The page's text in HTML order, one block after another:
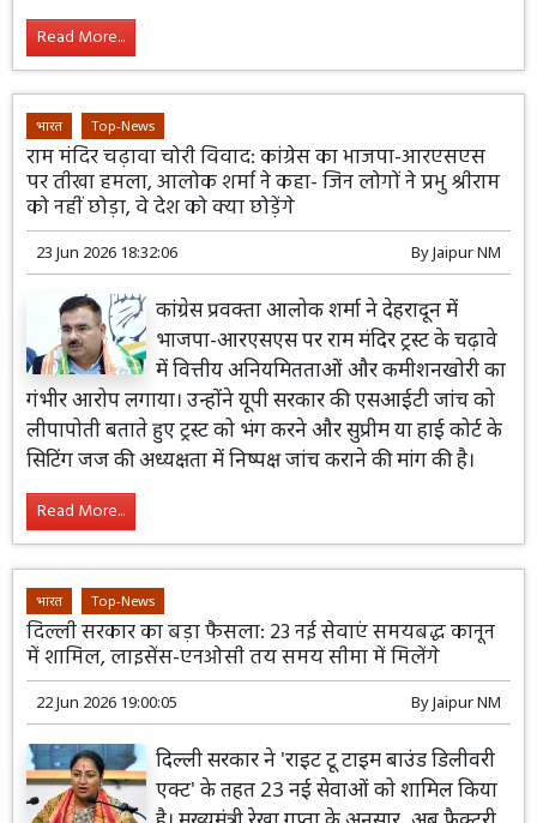
Read More...
भारत Top-News
राम मंदिर चढ़ावा चोरी विवाद: कांग्रेस का भाजपा-आरएसएस
पर तीखा हमला, आलोक शर्मा ने कहा- जिन लोगों ने प्रभु श्रीराम
को नहीं छोड़ा, वे देश को क्या छोड़ेंगे
23 Jun 2026 18:32:06 ByJaipur NM
कांग्रेस प्रवक्ता आलोक शर्मा ने देहरादून में
भाजपा-आरएसएस पर राम मंदिर ट्रस्ट के चढ़ावे
में वित्तीय अनियमितताओं और कमीशनखोरी का
गंभीर आरोप लगाया। उन्होंने यूपी सरकार की एसआईटी जांच को
लीपापोती बताते हुए ट्रस्ट को भंग करने और सुप्रीम या हाई कोर्ट के
सिटिंग जज की अध्यक्षता में निष्पक्ष जांच कराने की मांग की है।
Read More...
भारत Top-News
दिल्ली सरकार का बड़ा फैसला: 23 नई सेवाएं समयबद्ध कानून
में शामिल, लाइसेंस-एनओसी तय समय सीमा में मिलेंगे
22 Jun 2026 19:00:05 ByJaipur NM
दिल्ली सरकार ने 'राइट टू टाइम बाउंड डिलीवरी
एक्ट' के तहत 23 नई सेवाओं को शामिल किया